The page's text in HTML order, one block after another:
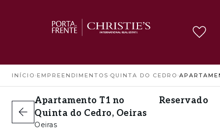
INÍCIO › EMPREENDIMENTOS ›QUINTA DO CEDRO ›
Apartamento T1 no
Quinta do Cedro, Oeiras
Oeiras
Reservado